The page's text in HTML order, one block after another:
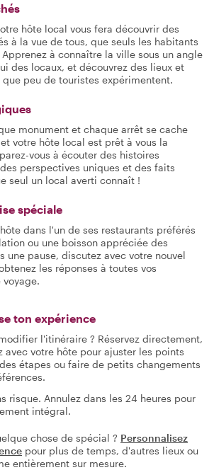
hôte local vous fera découvrir des
à la vue de tous, que seuls les habitants
à connaître la ville sous un angle
des locaux, et découvrez des lieux et
peu de touristes expérimentent.
monument et chaque arrêt se cache
votre hôte local est prêt à vous la
vous à écouter des histoires
perspectives uniques et des faits
seul un local averti connaît !
spéciale
dans l'un de ses restaurants préférés
ou une boisson appréciée des
une pause, discutez avec votre nouvel
les réponses à toutes vos
ton expérience
l'itinéraire ? Réservez directement,
avec votre hôte pour ajuster les points
étapes ou faire de petits changements
risque. Annulez dans les 24 heures pour
intégral.
chose de spécial ? Personnalisez
pour plus de temps, d'autres lieux ou
entièrement sur mesure.